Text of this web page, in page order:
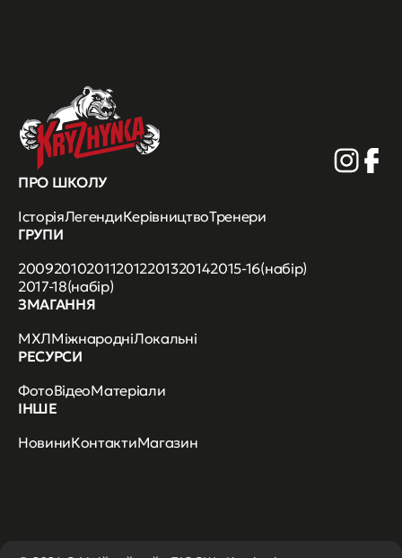
ПРО ШКОЛУ
ІсторіяЛегендиКерівництвоТренери
ГРУПИ
2009201020112012201320142015-16(набір)
2017-18(набір)
ЗМАГАННЯ
МХЛМіжнародніЛокальні
РЕСУРСИ
ФотоВідеоМатеріали
ІНШЕ
НовиниКонтактиМагазин